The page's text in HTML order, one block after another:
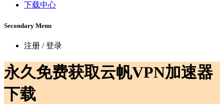
下载中心
Secondary Menu
注册 / 登录
永久免费获取云帆VPN加速器
下载